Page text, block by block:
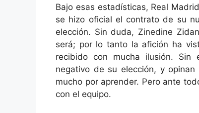
Bajo esas estadísticas, Real
se hizo oficial el contrato de su
elección. Sin duda, Zinedine
será; por lo tanto la afición ha
recibido con mucha ilusión. Sin
negativo de su elección, y
mucho por aprender. Pero ante
con el equipo.